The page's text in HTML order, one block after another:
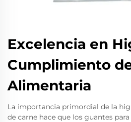
Excelencia en
Cumplimiento
Alimentaria
La importancia primordial de la
de carne hace que los guantes